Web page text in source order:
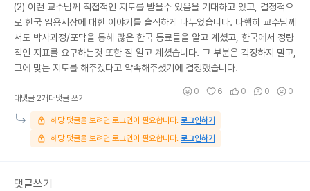
(2) 이런 교수님께 직접적인 지도를 받을수 있음을 기대하고 있고, 결정적으
로 한국 임용시장에 대한 이야기를 솔직하게 나누었습니다. 다행히 교수님께
서도 박사과정/포닥을 통해 많은 한국 동료들을 알고 계셨고, 한국에서 정량
적인 지표를 요구하는것 또한 잘 알고 계셨습니다. 그 부분은 걱정하지 말고,
그에 맞는 지도를 해주겠다고 약속해주셨기에 결정했습니다.
대댓글 2개대댓글 쓰기
0 6 0 0 0
해당 댓글을 보려면 로그인이 필요합니다. 로그인하기
해당 댓글을 보려면 로그인이 필요합니다. 로그인하기
댓글쓰기